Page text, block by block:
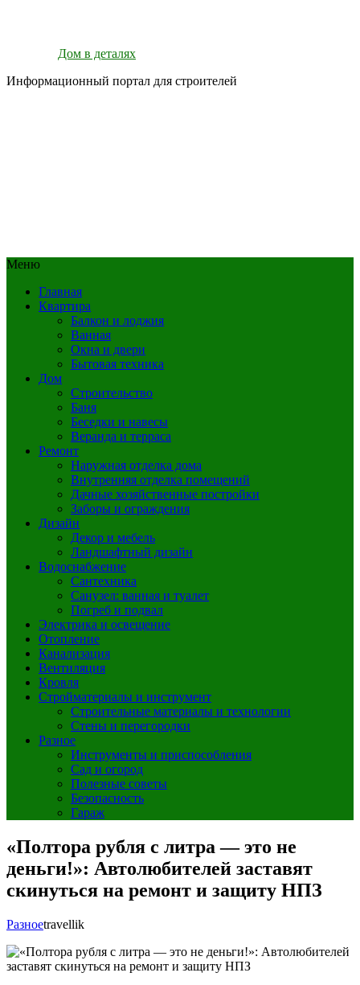
Дом в деталях
Информационный портал для строителей
Меню
Главная
Квартира
Балкон и лоджия
Ванная
Окна и двери
Бытовая техника
Дом
Строительство
Баня
Беседки и навесы
Веранда и терраса
Ремонт
Наружная отделка дома
Внутренняя отделка помещений
Дачные хозяйственные постройки
Заборы и ограждения
Дизайн
Декор и мебель
Ландшафтный дизайн
Водоснабжение
Сантехника
Санузел: ванная и туалет
Погреб и подвал
Электрика и освещение
Отопление
Канализация
Вентиляция
Кровля
Стройматериалы и инструмент
Строительные материалы и технологии
Стены и перегородки
Разное
Инструменты и приспособления
Сад и огород
Полезные советы
Безопасность
Гараж
«Полтора рубля с литра — это не
деньги!»: Автолюбителей заставят
скинуться на ремонт и защиту НПЗ
Разноеtravellik